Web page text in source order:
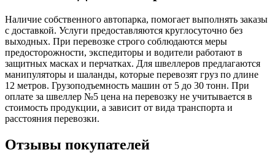
Наличие собственного автопарка, помогает выполнять заказы
с доставкой. Услуги предоставляются круглосуточно без
выходных. При перевозке строго соблюдаются меры
предосторожности, экспедиторы и водители работают в
защитных масках и перчатках. Для швеллеров предлагаются
манипуляторы и шаланды, которые перевозят груз по длине
12 метров. Грузоподъемность машин от 5 до 30 тонн. При
оплате за швеллер №5 цена на перевозку не учитывается в
стоимость продукции, а зависит от вида транспорта и
расстояния перевозки.
Отзывы покупателей